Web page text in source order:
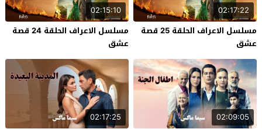
02:17:22
مسلسل الاعراف الحلقة 25 قصة
عشق
02:15:10
مسلسل الاعراف الحلقة 24 قصة
عشق
02:09:05
02:17:25